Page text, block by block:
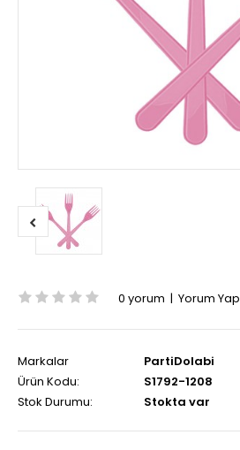
0 yorum | Yorum Yap
Markalar
PartiDolabi
Ürün Kodu:
S1792-1208
Stok Durumu:
Stokta var